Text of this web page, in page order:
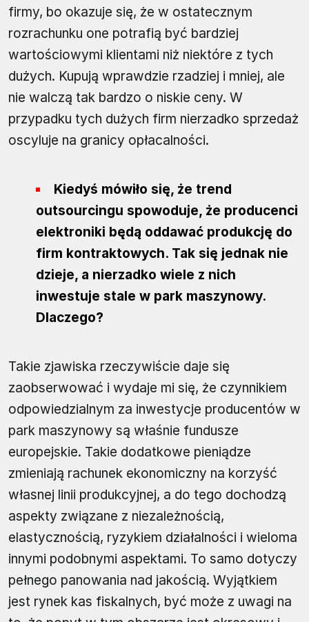
firmy, bo okazuje się, że w ostatecznym
rozrachunku one potrafią być bardziej
wartościowymi klientami niż niektóre z tych
dużych. Kupują wprawdzie rzadziej i mniej, ale
nie walczą tak bardzo o niskie ceny. W
przypadku tych dużych firm nierzadko sprzedaż
oscyluje na granicy opłacalności.
Kiedyś mówiło się, że trend
outsourcingu spowoduje, że producenci
elektroniki będą oddawać produkcję do
firm kontraktowych. Tak się jednak nie
dzieje, a nierzadko wiele z nich
inwestuje stale w park maszynowy.
Dlaczego?
Takie zjawiska rzeczywiście daje się
zaobserwować i wydaje mi się, że czynnikiem
odpowiedzialnym za inwestycje producentów w
park maszynowy są właśnie fundusze
europejskie. Takie dodatkowe pieniądze
zmieniają rachunek ekonomiczny na korzyść
własnej linii produkcyjnej, a do tego dochodzą
aspekty związane z niezależnością,
elastycznością, ryzykiem działalności i wieloma
innymi podobnymi aspektami. To samo dotyczy
pełnego panowania nad jakością. Wyjątkiem
jest rynek kas fiskalnych, być może z uwagi na